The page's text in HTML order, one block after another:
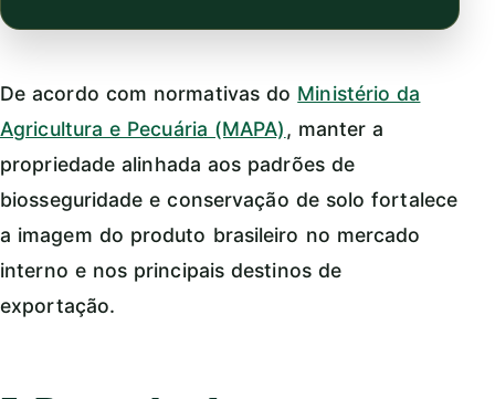
De acordo com normativas do Ministério da
Agricultura e Pecuária (MAPA), manter a
propriedade alinhada aos padrões de
biosseguridade e conservação de solo fortalece
a imagem do produto brasileiro no mercado
interno e nos principais destinos de
exportação.